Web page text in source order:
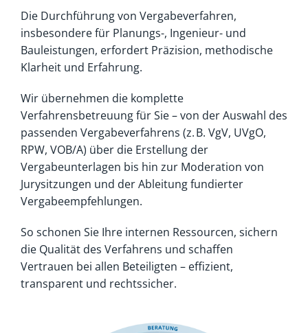
Die Durchführung von Vergabeverfahren,
insbesondere für Planungs-, Ingenieur- und
Bauleistungen, erfordert Präzision, methodische
Klarheit und Erfahrung.
Wir übernehmen die komplette
Verfahrensbetreuung für Sie – von der Auswahl des
passenden Vergabeverfahrens (z. B. VgV, UVgO,
RPW, VOB/A) über die Erstellung der
Vergabeunterlagen bis hin zur Moderation von
Jurysitzungen und der Ableitung fundierter
Vergabeempfehlungen.
So schonen Sie Ihre internen Ressourcen, sichern
die Qualität des Verfahrens und schaffen
Vertrauen bei allen Beteiligten – effizient,
transparent und rechtssicher.